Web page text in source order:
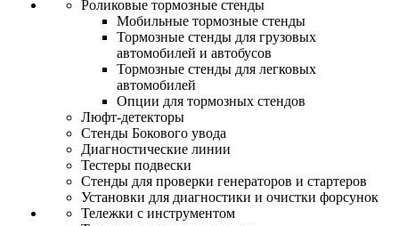
Роликовые тормозные стенды
Мобильные тормозные стенды
Тормозные стенды для грузовых
автомобилей и автобусов
Тормозные стенды для легковых
автомобилей
Опции для тормозных стендов
Люфт-детекторы
Стенды Бокового увода
Диагностические линии
Тестеры подвески
Стенды для проверки генераторов и стартеров
Установки для диагностики и очистки форсунок
Тележки с инструментом